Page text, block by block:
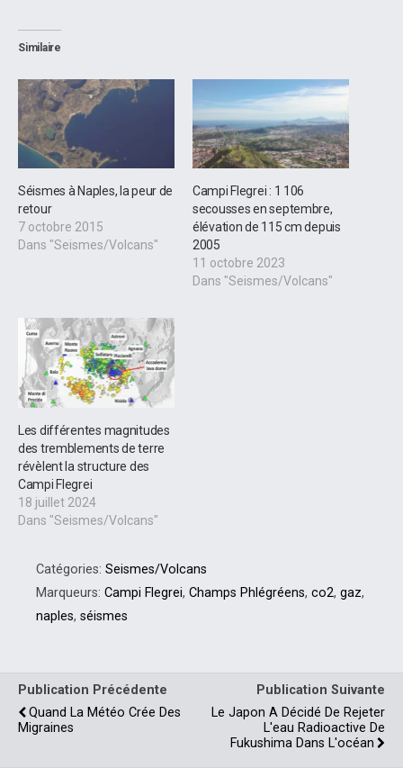
Similaire
Séismes à Naples, la peur de
retour
7 octobre 2015
Dans "Seismes/Volcans"
Campi Flegrei : 1 106
secousses en septembre,
élévation de 115 cm depuis
2005
11 octobre 2023
Dans "Seismes/Volcans"
Les différentes magnitudes
des tremblements de terre
révèlent la structure des
Campi Flegrei
18 juillet 2024
Dans "Seismes/Volcans"
Catégories: Seismes/Volcans
Marqueurs: Campi Flegrei, Champs Phlégréens, co2, gaz,
naples, séismes
Publication Précédente
Quand La Météo Crée Des
Migraines
Publication Suivante
Le Japon A Décidé De Rejeter
L'eau Radioactive De
Fukushima Dans L'océan